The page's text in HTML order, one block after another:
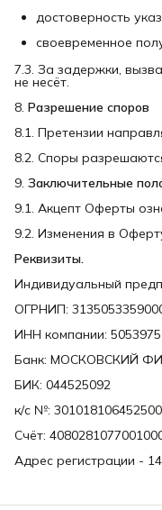
достоверность
своевременное
7.3. За задержки,
не несёт.
8. Разрешение споров
8.1. Претензии
8.2. Споры
9. Заключительные
9.1. Акцепт Оферты
9.2. Изменения в
Реквизиты.
Индивидуальный
ОГРНИП:
ИНН компании:
Банк: МОСКОВСКИЙ
БИК: 044525092
к/с №:
Счёт:
Адрес регистрации -